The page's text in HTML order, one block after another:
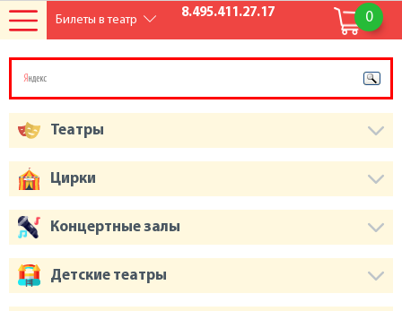
0
8.495.411.27.17
Театры
Цирки
Концертные залы
Детские театры
Билеты в театр